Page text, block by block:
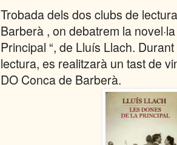
Trobada dels dos clubs de
Barberà , on debatrem la
Principal “, de Lluís Llach.
lectura, es realitzarà un tast de
DO Conca de Barberà.